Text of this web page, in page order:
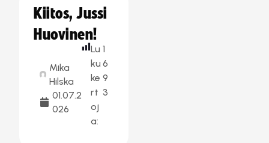
Kiitos, Jussi
Huovinen!
Mika
Hilska
01.07.2
026
Lu
ku
ke
rt
oj
a:
1
6
9
3